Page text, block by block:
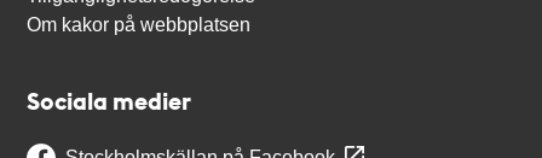
Om kakor på webbplatsen
Sociala medier